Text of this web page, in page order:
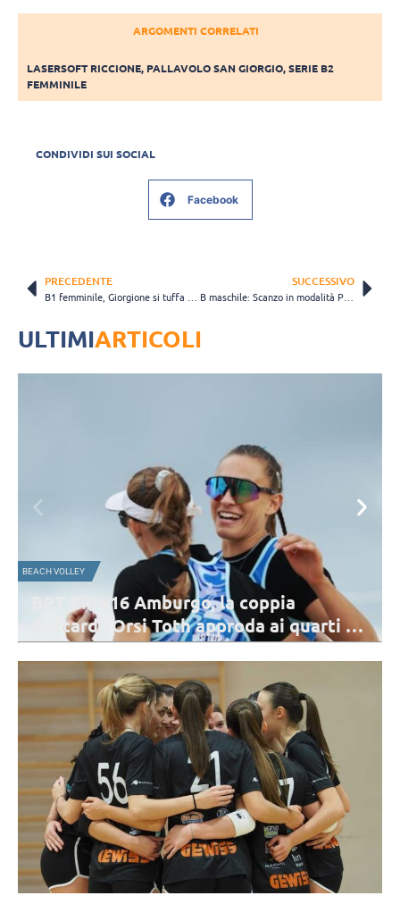
ARGOMENTI CORRELATI
LASERSOFT RICCIONE, PALLAVOLO SAN GIORGIO,SERIE B2
FEMMINILE
CONDIVIDI SUI SOCIAL
Facebook
PRECEDENTE
B1 femminile, Giorgione si tuffa nei play off: “Dovremo lottare con corpo e cuore”
SUCCESSIVO
B maschile: Scanzo in modalità Play Off, ma contro Trento sarà dura
ULTIMIARTICOLI
di
Elite16 di
MONDIALE PER CLUB
Mondiale per Club maschile,
sede: la Polonia ospiterà le
due edizioni
il club ospitante.